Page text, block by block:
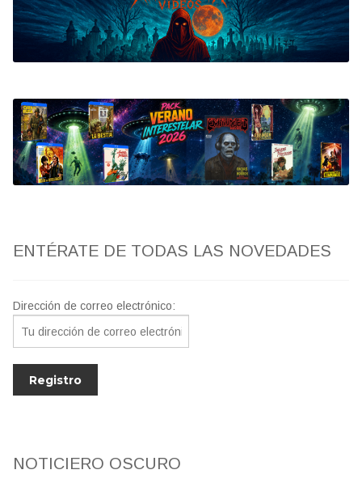
Bluray
Clasificada S
artwork
fantaterror
Jesús Franco
ENTÉRATE DE TODAS LAS NOVEDADES
Dirección de correo electrónico:
NOTICIERO OSCURO